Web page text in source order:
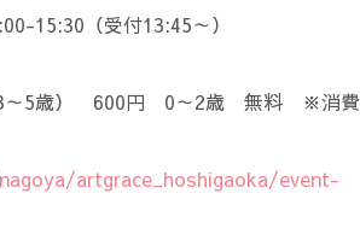
15:30（受付13:45～）
～5歳） 600円 0～2歳 無料 ※消費
artgrace_hoshigaoka/event-